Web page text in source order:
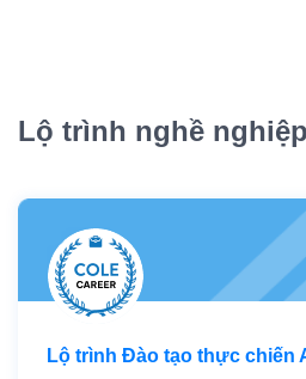
Lộ trình nghề nghiệp
Lộ trình Đào tạo thực chiến